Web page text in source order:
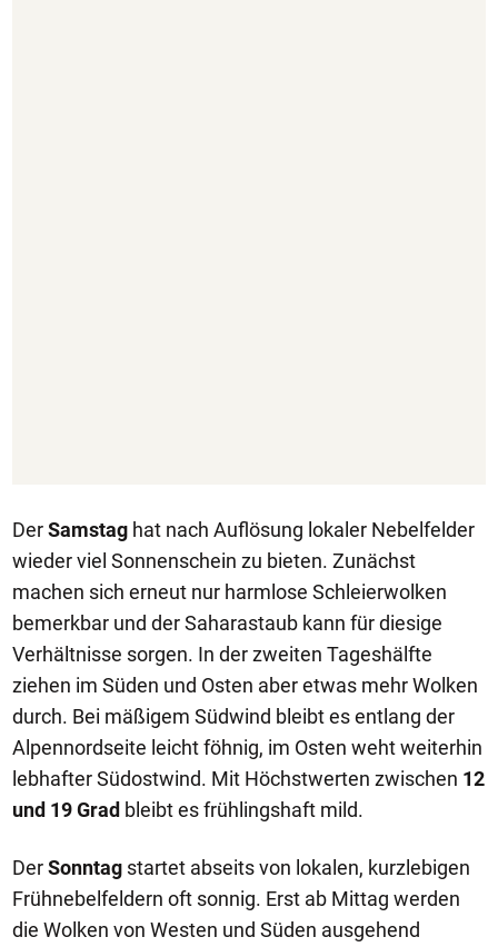
DerSamstag hat nach Auflösung lokaler Nebelfelder
wieder viel Sonnenschein zu bieten. Zunächst
machen sich erneut nur harmlose Schleierwolken
bemerkbar und der Saharastaub kann für diesige
Verhältnisse sorgen. In der zweiten Tageshälfte
ziehen im Süden und Osten aber etwas mehr Wolken
durch. Bei mäßigem Südwind bleibt es entlang der
Alpennordseite leicht föhnig, im Osten weht weiterhin
lebhafter Südostwind. Mit Höchstwerten zwischen 12
und 19 Grad bleibt es frühlingshaft mild.
DerSonntag startet abseits von lokalen, kurzlebigen
Frühnebelfeldern oft sonnig. Erst ab Mittag werden
die Wolken von Westen und Süden ausgehend